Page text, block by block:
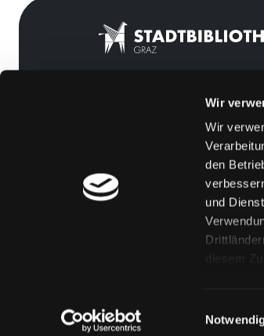
Wir
Wir
den
und
diesem
„Details
[kju:b]